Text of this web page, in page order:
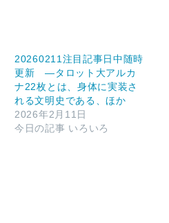
20260211注目記事日中随時
更新 —タロット大アルカ
ナ22枚とは、身体に実装さ
れる文明史である、ほか
2026年2月11日
今日の記事 いろいろ